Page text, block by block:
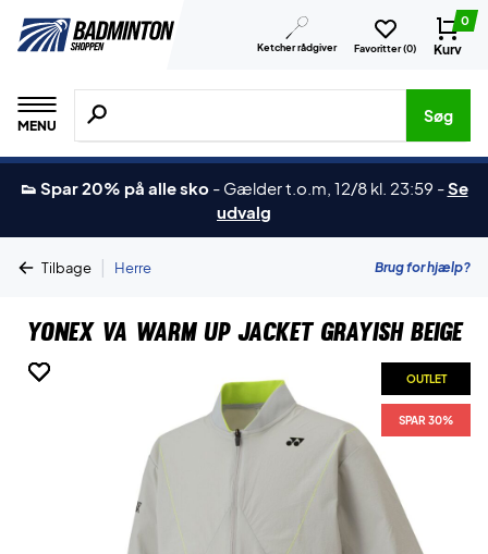
Ketcher rådgiver Favoritter (0)
0
Kurv
MENU
Søg efter produkter, mærker etc.
Søg
👟 Spar 20% på alle sko - Gælder t.o.m, 12/8 kl. 23:59 -Se
udvalg
Tilbage | Herre Brug for hjælp?
Yonex VA Warm Up Jacket Grayish Beige
OUTLET
SPAR 30%
OUTLET
SPAR 30%
OUTLET
SPAR 30%
OUTLET
SPAR 30%